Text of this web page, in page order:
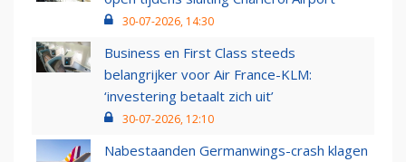
30-07-2026, 14:30
Business en First Class steeds
belangrijker voor Air France-KLM:
‘investering betaalt zich uit’
30-07-2026, 12:10
Nabestaanden Germanwings-crash klagen